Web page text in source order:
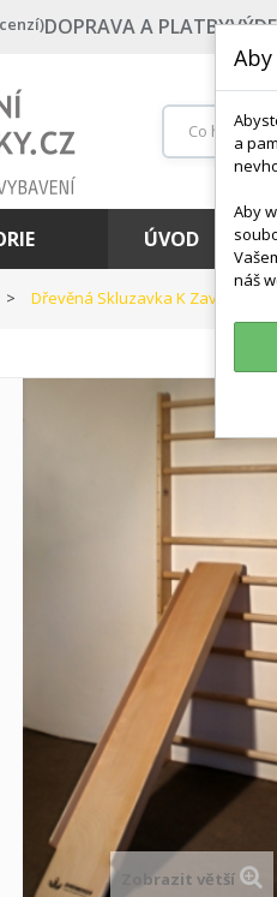
DOPRAVA A PLATBY
ÚVOD
Dřevěná Skluzavka K Zavěšení Na
Zobrazit větší
a
Aby
náš